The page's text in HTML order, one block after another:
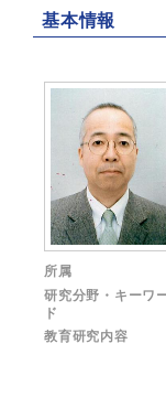
基本情報
所属
研究分野・キーワ
ド
教育研究内容